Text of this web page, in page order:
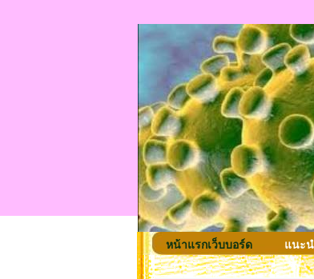
หน้าแรกเว็บบอร์ด แนะ